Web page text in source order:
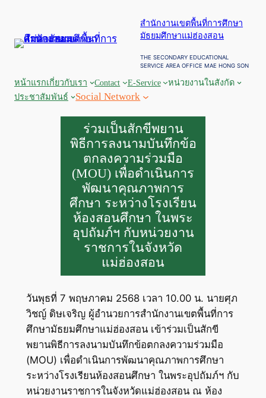
สำนักงานเขตพื้นที่การศึกษา
มัธยมศึกษาแม่ฮ่องสอน
THE SECONDARY EDUCATIONAL
SERVICE AREA OFFICE MAE HONG SON
หน้าแรกเกี่ยวกับเรา Contact E-Service
หน่วยงานในสังกัด
ประชาสัมพันธ์
Social Network
ร่วมเป็นสักขีพยาน
พิธีการลงนามบันทึกข้อ
ตกลงความร่วมมือ
(MOU) เพื่อดำเนินการ
พัฒนาคุณภาพการ
ศึกษา ระหว่างโรงเรียน
ห้องสอนศึกษา ในพระ
อุปถัมภ์ฯ กับหน่วยงาน
ราชการในจังหวัด
แม่ฮ่องสอน
วันพุธที่ 7 พฤษภาคม 2568 เวลา 10.00 น. นายศุภ
วิชญ์ ดิษเจริญ ผู้อำนวยการสำนักงานเขตพื้นที่การ
ศึกษามัธยมศึกษาแม่ฮ่องสอน เข้าร่วมเป็นสักขี
พยานพิธีการลงนามบันทึกข้อตกลงความร่วมมือ
(MOU) เพื่อดำเนินการพัฒนาคุณภาพการศึกษา
ระหว่างโรงเรียนห้องสอนศึกษา ในพระอุปถัมภ์ฯ กับ
หน่วยงานราชการในจังหวัดแม่ฮ่องสอน ณ ห้อง